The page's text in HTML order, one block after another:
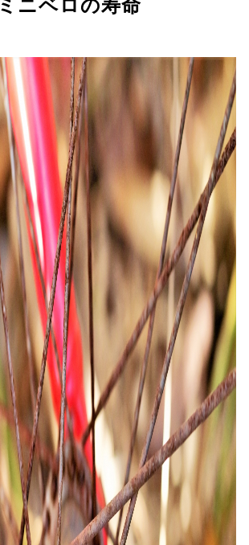
ミニベロの寿命